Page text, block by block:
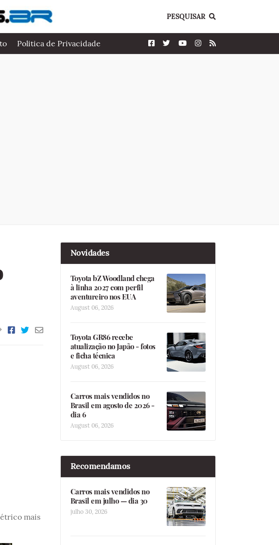
PESQUISAR
Politica de Privacidade
mais
Novidades
Toyota bZ Woodland chega
à linha 2027 com perfil
aventureiro nos EUA
August 06, 2026
Toyota GR86 recebe
atualização no Japão - fotos
e ficha técnica
August 06, 2026
Carros mais vendidos no
Brasil em agosto de 2026 -
dia 6
August 06, 2026
Recomendamos
Carros mais vendidos no
Brasil em julho — dia 30
julho 30, 2026